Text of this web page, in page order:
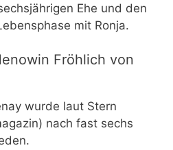
Ehe und den
mit Ronja.
Fröhlich von
wurde laut Stern
nach fast sechs